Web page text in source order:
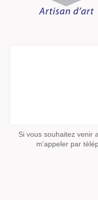
Si vous souhaitez venir
m'appeler par